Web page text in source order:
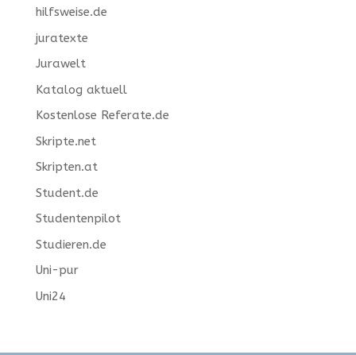
hilfsweise.de
juratexte
Jurawelt
Katalog aktuell
Kostenlose Referate.de
Skripte.net
Skripten.at
Student.de
Studentenpilot
Studieren.de
Uni-pur
Uni24